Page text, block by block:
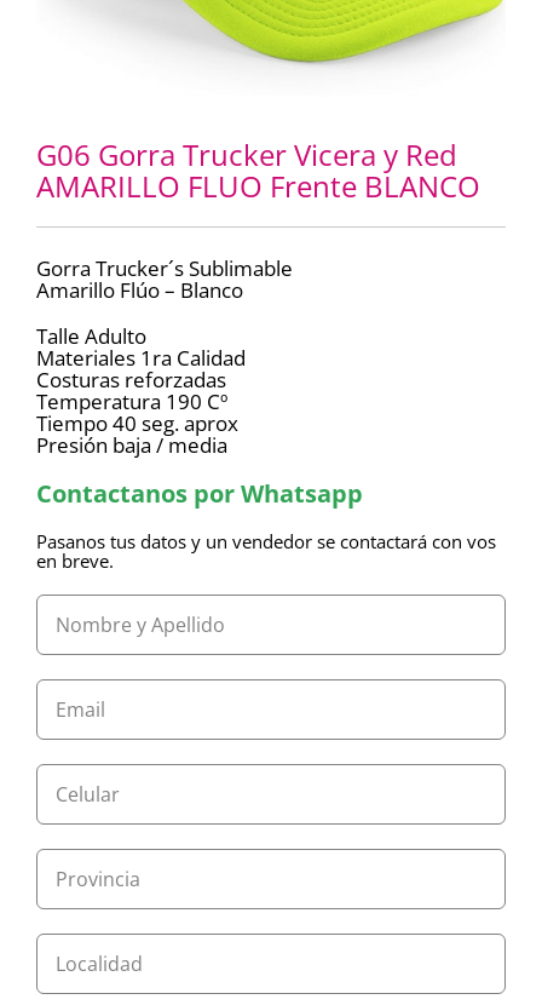
G06 Gorra Trucker Vicera y Red
AMARILLO FLUO Frente BLANCO
Gorra Trucker´s Sublimable
Amarillo Flúo – Blanco
Talle Adulto
Materiales 1ra Calidad
Costuras reforzadas
Temperatura 190 Cº
Tiempo 40 seg. aprox
Presión baja / media
Contactanos por Whatsapp
Pasanos tus datos y un vendedor se contactará con vos
en breve.